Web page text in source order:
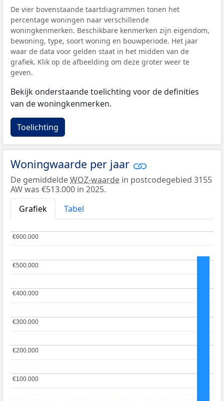
De vier bovenstaande taartdiagrammen tonen het
percentage woningen naar verschillende
woningkenmerken. Beschikbare kenmerken zijn eigendom,
bewoning, type, soort woning en bouwperiode. Het jaar
waar de data voor gelden staat in het midden van de
grafiek. Klik op de afbeelding om deze groter weer te
geven.
Bekijk onderstaande toelichting voor de definities
van de woningkenmerken.
Toelichting
Woningwaarde per jaar
De gemiddeldeWOZ-waarde in postcodegebied 3155
AW was €513.000 in 2025.
Grafiek
Tabel
€100.000
€100.000
€200.000
€200.000
€300.000
€300.000
€400.000
€400.000
€500.000
€500.000
€600.000
€600.000